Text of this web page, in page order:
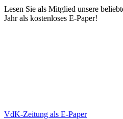
Lesen Sie als Mitglied unsere
Jahr als kostenloses E-Paper!
VdK-Zeitung als E-Paper